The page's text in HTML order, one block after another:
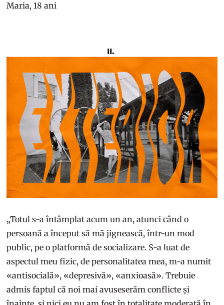
Maria, 18 ani
II.
„Totul s-a întâmplat acum un an, atunci când o
persoană a început să mă jignească, într-un mod
public, pe o platformă de socializare. S-a luat de
aspectul meu fizic, de personalitatea mea, m-a numit
«antisocială», «depresivă», «anxioasă». Trebuie
admis faptul că noi mai avuseserăm conflicte și